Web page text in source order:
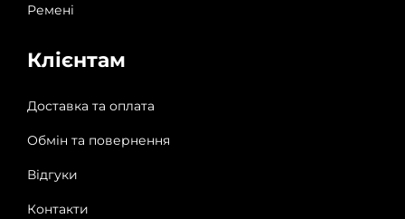
Ремені
Клієнтам
Доставка та оплата
Обмін та повернення
Відгуки
Контакти